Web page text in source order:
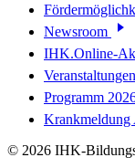
Newsroom
IHK.Online-
Veranstaltungen
Programm
Krankmeldung
© 2026 IHK-